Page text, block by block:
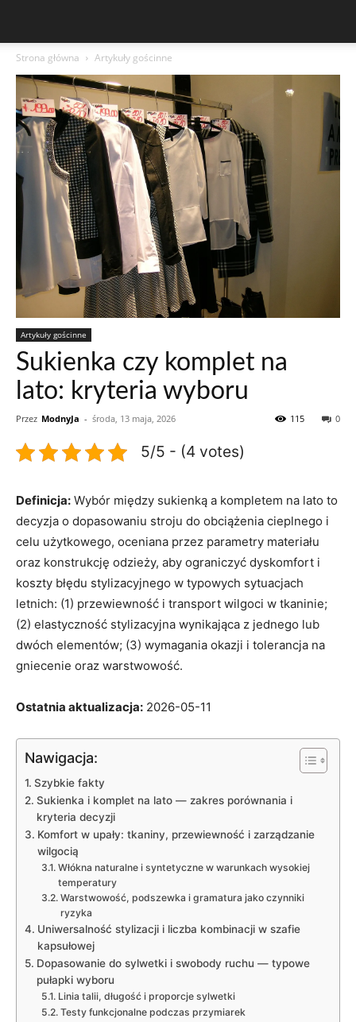
Strona główna Artykuły gościnne
Artykuły gościnne
Sukienka czy komplet na
lato: kryteria wyboru
Przez ModnyJa - środa, 13 maja, 2026 0
115
5/5 - (4 votes)
Definicja: Wybór między sukienką a kompletem na lato to
decyzja o dopasowaniu stroju do obciążenia cieplnego i
celu użytkowego, oceniana przez parametry materiału
oraz konstrukcję odzieży, aby ograniczyć dyskomfort i
koszty błędu stylizacyjnego w typowych sytuacjach
letnich: (1) przewiewność i transport wilgoci w tkaninie;
(2) elastyczność stylizacyjna wynikająca z jednego lub
dwóch elementów; (3) wymagania okazji i tolerancja na
gniecenie oraz warstwowość.
Ostatnia aktualizacja: 2026-05-11
Nawigacja:
Szybkie fakty
Sukienka i komplet na lato — zakres porównania i
kryteria decyzji
Komfort w upały: tkaniny, przewiewność i zarządzanie
wilgocią
Włókna naturalne i syntetyczne w warunkach wysokiej
temperatury
Warstwowość, podszewka i gramatura jako czynniki
ryzyka
Uniwersalność stylizacji i liczba kombinacji w szafie
kapsułowej
Dopasowanie do sylwetki i swobody ruchu — typowe
pułapki wyboru
Linia talii, długość i proporcje sylwetki
Testy funkcjonalne podczas przymiarek